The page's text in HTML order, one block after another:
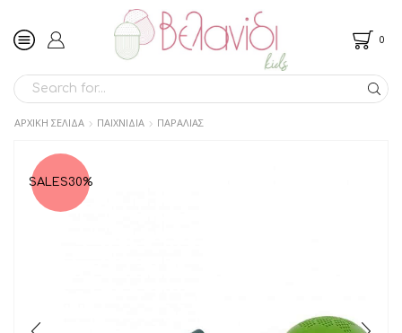
0
ΑΡΧΙΚΉ ΣΕΛΊΔΑ ΠΑΙΧΝΙΔΙΑ ΠΑΡΑΛΙΑΣ
SALES30%